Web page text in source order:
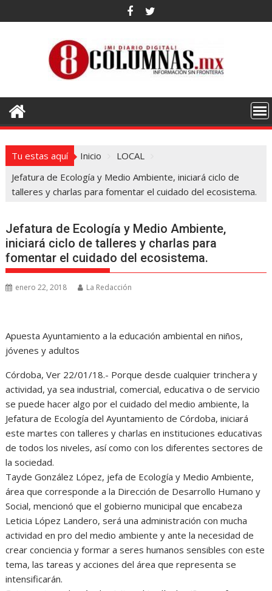
al
Tu estas aquí Inicio
LOCAL
Jefatura de Ecología y Medio Ambiente, iniciará ciclo de
talleres y charlas para fomentar el cuidado del ecosistema.
Jefatura de Ecología y Medio Ambiente,
iniciará ciclo de talleres y charlas para
fomentar el cuidado del ecosistema.
enero 22, 2018 La Redacción
Apuesta Ayuntamiento a la educación ambiental en niños,
jóvenes y adultos
Córdoba, Ver 22/01/18.- Porque desde cualquier trinchera y
actividad, ya sea industrial, comercial, educativa o de servicio
se puede hacer algo por el cuidado del medio ambiente, la
Jefatura de Ecología del Ayuntamiento de Córdoba, iniciará
este martes con talleres y charlas en instituciones educativas
de todos los niveles, así como con los diferentes sectores de
la sociedad.
Tayde González López, jefa de Ecología y Medio Ambiente,
área que corresponde a la Dirección de Desarrollo Humano y
Social, mencionó que el gobierno municipal que encabeza
Leticia López Landero, será una administración con mucha
actividad en pro del medio ambiente y ante la necesidad de
crear conciencia y formar a seres humanos sensibles con este
tema, las tareas y acciones del área que representa se
intensificarán.